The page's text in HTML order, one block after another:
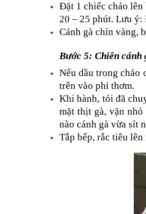
Đặt 1 chiếc chảo lên
20 – 25 phút. Lưu ý:
Cánh gà chín vàng,
Bước 5: Chiên cánh
Nếu dầu trong chảo
trên vào phi thơm.
Khi hành, tỏi đã
mặt thịt gà, vặn
nào cánh gà vừa sít
Tắp bếp, rắc tiêu